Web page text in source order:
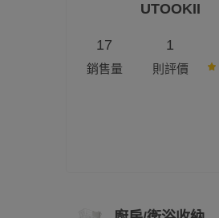
UTOOKII
17
銷售量
1
則評價